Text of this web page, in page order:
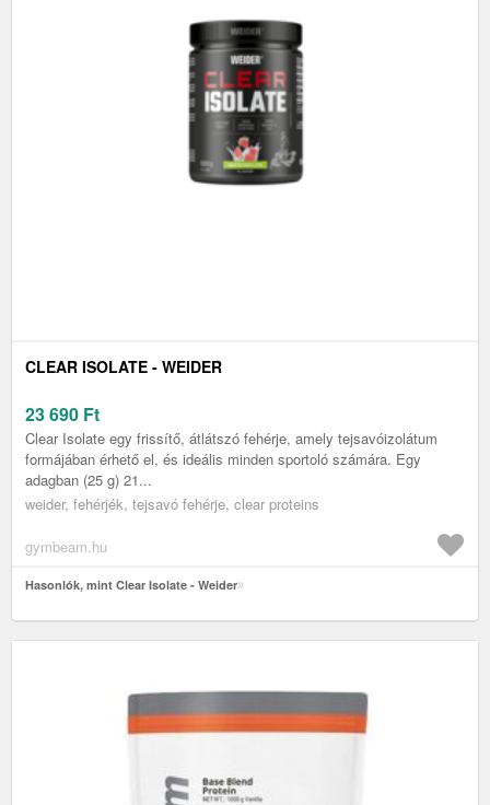
CLEAR ISOLATE - WEIDER
23 690 Ft
Clear Isolate egy frissítő, átlátszó fehérje, amely tejsavóizolátum
formájában érhető el, és ideális minden sportoló számára. Egy
adagban (25 g) 21...
weider, fehérjék, tejsavó fehérje, clear proteins
gymbeam.hu
Hasonlók, mint Clear Isolate - Weider